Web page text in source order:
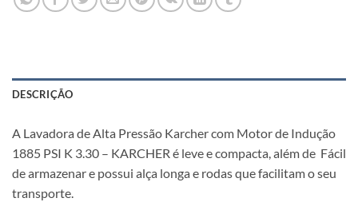
DESCRIÇÃO
A Lavadora de Alta Pressão Karcher com Motor de Indução
1885 PSI K 3.30 – KARCHER é leve e compacta, além de Fácil
de armazenar e possui alça longa e rodas que facilitam o seu
transporte.